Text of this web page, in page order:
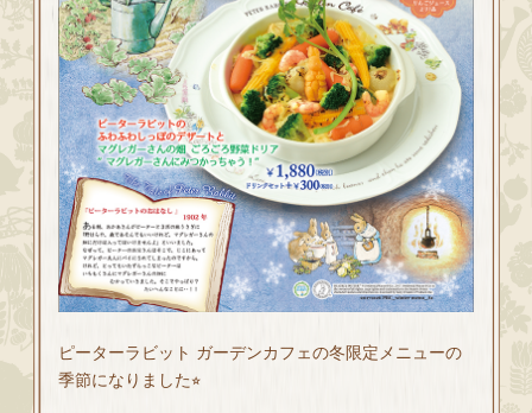
ピーターラビット ガーデンカフェの冬限定メニューの
季節になりました⭐︎